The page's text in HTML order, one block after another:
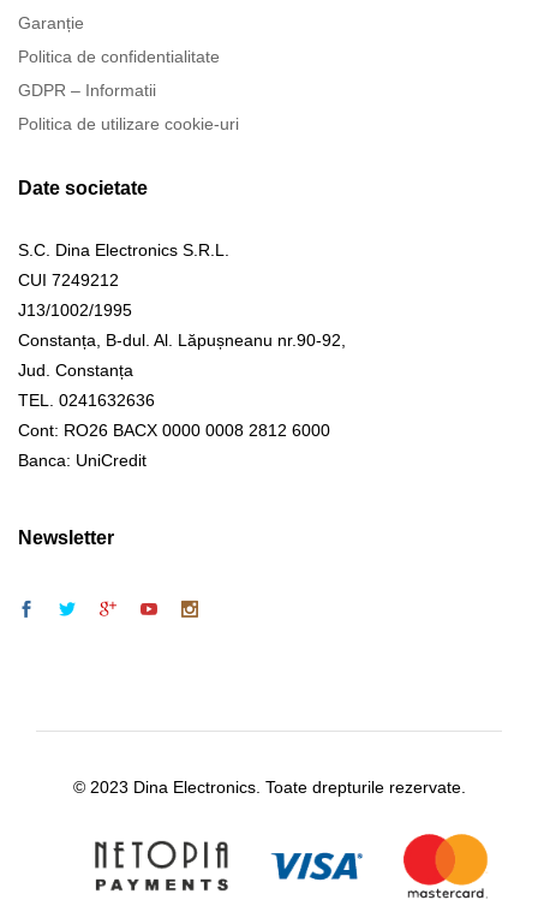
Garanție
Politica de confidentialitate
GDPR – Informatii
Politica de utilizare cookie-uri
Date societate
S.C. Dina Electronics S.R.L.
CUI 7249212
J13/1002/1995
Constanța, B-dul. Al. Lăpușneanu nr.90-92,
Jud. Constanța
TEL. 0241632636
Cont: RO26 BACX 0000 0008 2812 6000
Banca: UniCredit
Newsletter
© 2023 Dina Electronics. Toate drepturile rezervate.